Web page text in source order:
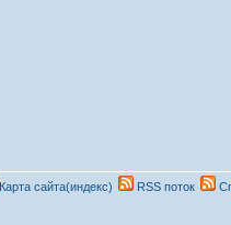
Карта сайта(индекс) RSS поток